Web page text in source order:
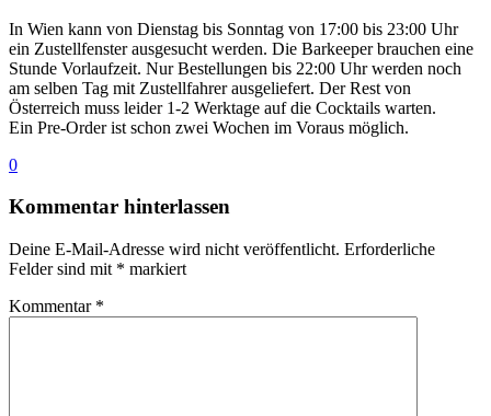
In Wien kann von Dienstag bis Sonntag von 17:00 bis 23:00 Uhr
ein Zustellfenster ausgesucht werden. Die Barkeeper brauchen eine
Stunde Vorlaufzeit. Nur Bestellungen bis 22:00 Uhr werden noch
am selben Tag mit Zustellfahrer ausgeliefert. Der Rest von
Österreich muss leider 1-2 Werktage auf die Cocktails warten.
Ein Pre-Order ist schon zwei Wochen im Voraus möglich.
0
Kommentar hinterlassen
Deine E-Mail-Adresse wird nicht veröffentlicht. Erforderliche
Felder sind mit * markiert
Kommentar *